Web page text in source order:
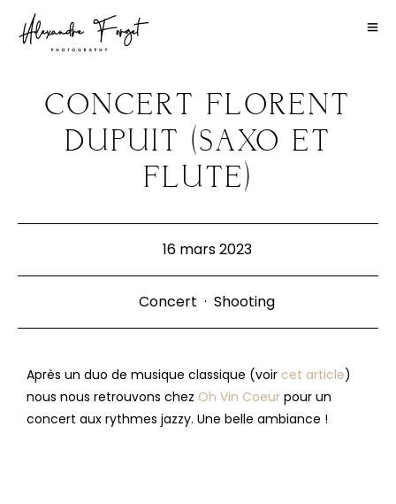
CONCERT FLORENT
DUPUIT (SAXO ET
FLUTE)
16 mars 2023
Concert · Shooting
Après un duo de musique classique (voir cet article)
nous nous retrouvons chez Oh Vin Coeur pour un
concert aux rythmes jazzy. Une belle ambiance !